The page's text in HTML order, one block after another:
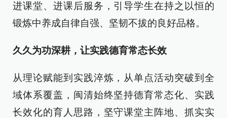
进课堂、进课后服务，引导学生在持之以恒的
锻炼中养成自律自强、坚韧不拔的良好品格。
久久为功深耕，让实践德育常态长效
从理论赋能到实践淬炼，从单点活动突破到全
域体系覆盖，闽清始终坚持德育常态化、实践
长效化的育人思路，坚守课堂主阵地、抓实实